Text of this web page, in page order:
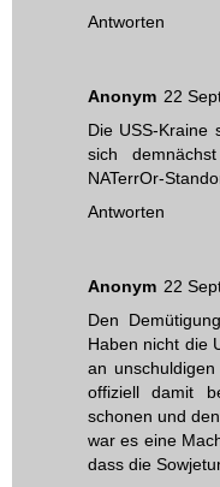
Antworten
Anonym 22
Die USS-Kraine
sich
NATerrOr-
Antworten
Anonym 22
Den
Haben nicht die
an
offiziell damit
schonen und
war es eine
dass die